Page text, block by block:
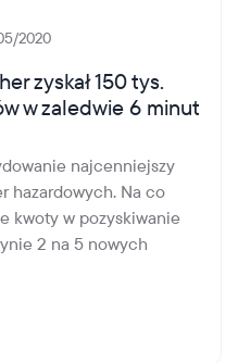
2020
zyskał 150 tys.
w zaledwie 6 minut
najcenniejszy
hazardowych. Na co
kwoty w pozyskiwanie
2 na 5 nowych